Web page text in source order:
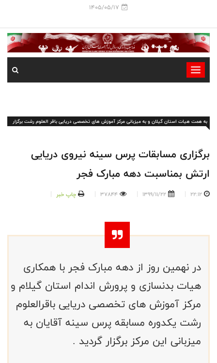
1405/05/17
-
-
-
-
به همت هیات استان گیلان و به میزبانی مرکز آموزش های تخصصی دریایی باقر العلوم رشت برگزار
برگزاری مسابقات پرس سینه نیروی دریایی
ارتش بمناسبت دهه مبارک فجر
22:12
1399/11/22
37844 چاپ خبر
در نهمین روز از دهه مبارک فجر با همکاری
هیات بدنسازی و پرورش اندام استان گیلام و
مرکز آموزش های تخصصی دریایی باقرالعلوم
رشت یکدوره مسابقه پرس سینه آقایان به
میزبانی این مرکز برگزار گردید .